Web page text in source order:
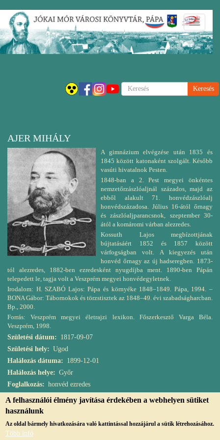
Ugrás
tartalomra
Keresés
AJER MIHÁLY
A gimnázium elvégzése után 1835 és
1845 között katonaként szolgált. Később
vasúti hivatalnok Pesten.
1848-ban a 2. Pest megyei önkéntes
nemzetőrzászlóaljnál százados, majd az
ebből alakult 71. honvédzászlóalj
honvédszázadosa. Július 16-ától őrnagy
és zászlóaljparancsnok, szeptember 30-
ától a komáromi várban alezredes.
Kossuth Lajos megbízottjának
bújtatásáért 1852 és 1857 között
várfogságban volt. A kiegyezés után
honvéd őrnagy az új hadseregben. 1873-
tól alezredes, 1882-ben ezredesként nyugdíjba ment. 1890-ben Pápán
telepedett le, tagja volt a Veszprém megyei honvédegyletnek.
Irodalom: H. SZABÓ Lajos: Pápa és környéke 1848–1849. Pápa, 1994. –
BONA Gábor: Tábornokok és törzstisztek az 1848–49. évi szabadságharcban.
Bp., 2000.
Forrás: Veszprém megyei életrajzi lexikon. Főszerkesztő Varga Béla.
Veszprém, 1998.
Születési dátum
1817-09-07
Születési hely
Ugod
Halálozás dátuma
1899-12-01
Halálozás helye
Győr
Foglalkozás
honvéd ezredes
A felhasználói élmény javítása érdekében a webhelyen sütiket
használunk
Az oldal bármely hivatkozására való kattintással hozzájárul a sütik létrehozásához.
Több infó